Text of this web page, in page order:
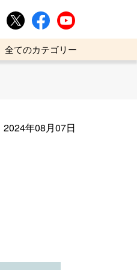
2024年08月07日